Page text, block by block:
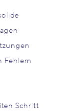
Fehlern
Schritt